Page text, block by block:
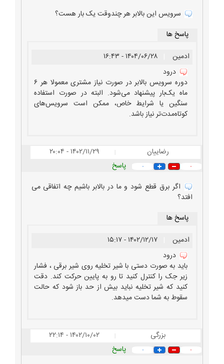
سرویس این بالابر هر چندوقت یک بار هست؟
پاسخ ها
ادمین
۱۴۰۴/۰۶/۲۸ - ۱۶:۴۳
درود
دوره سرویس بالابر در صورت نیاز مشتری معمولا هر ۶
ماه یک‌بار پیشنهاد می‌شود. البته در صورت استفاده
سنگین یا شرایط خاص، ممکن است سرویس‌های
کوتاه‌مدت‌تر نیاز باشد.
رضاییان | ۱۴۰۲/۱۱/۲۹ - ۲۰:۰۴
۰ ۰
پاسخ
اگر برق قطع شود و ما در بالابر باشیم چه اتفاقی می
افتد؟
پاسخ ها
ادمین
۱۴۰۲/۱۲/۱۷ - ۱۵:۱۷
درود
باید به صورت دستی با شیر تخلیه روی شیر برقی ، فشار
زیر جک را کنترل کنید تا رو به پایین حرکت کند. دقت
کنید که شیر تخلیه نباید بیش از حد باز شود که حالت
سقوط به شما دست میدهد.
بزرگی | ۱۴۰۲/۱۰/۰۲ - ۲۲:۱۴
۰ ۰
پاسخ